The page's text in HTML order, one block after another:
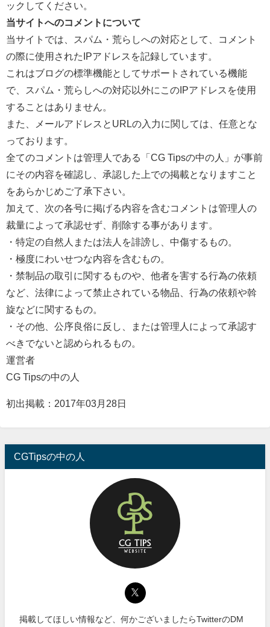
ックしてください。
当サイトへのコメントについて
当サイトでは、スパム・荒らしへの対応として、コメント
の際に使用されたIPアドレスを記録しています。
これはブログの標準機能としてサポートされている機能
で、スパム・荒らしへの対応以外にこのIPアドレスを使用
することはありません。
また、メールアドレスとURLの入力に関しては、任意とな
っております。
全てのコメントは管理人である「CG Tipsの中の人」が事前
にその内容を確認し、承認した上での掲載となりますこと
をあらかじめご了承下さい。
加えて、次の各号に掲げる内容を含むコメントは管理人の
裁量によって承認せず、削除する事があります。
・特定の自然人または法人を誹謗し、中傷するもの。
・極度にわいせつな内容を含むもの。
・禁制品の取引に関するものや、他者を害する行為の依頼
など、法律によって禁止されている物品、行為の依頼や斡
旋などに関するもの。
・その他、公序良俗に反し、または管理人によって承認す
べきでないと認められるもの。
運営者
CG Tipsの中の人
初出掲載：2017年03月28日
CGTipsの中の人
掲載してほしい情報など、何かございましたらTwitterのDM